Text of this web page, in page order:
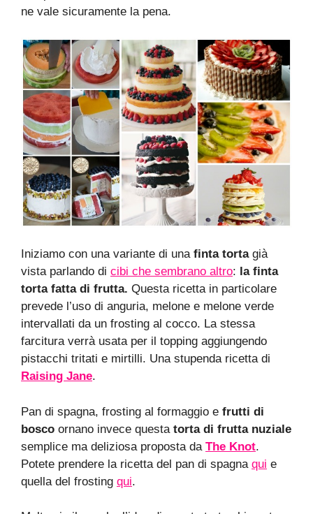
ne vale sicuramente la pena.
Iniziamo con una variante di unafinta tortagià
vista parlando di cibi che sembrano altro: la finta
torta fatta di frutta. Questa ricetta in particolare
prevede l’uso di anguria, melone e melone verde
intervallati da un frosting al cocco. La stessa
farcitura verrà usata per il topping aggiungendo
pistacchi tritati e mirtilli. Una stupenda ricetta di
Raising Jane.
Pan di spagna, frosting al formaggio e frutti di
bosco ornano invece questatorta di frutta nuziale
semplice ma deliziosa proposta da The Knot.
Potete prendere la ricetta del pan di spagna qui e
quella del frosting qui.